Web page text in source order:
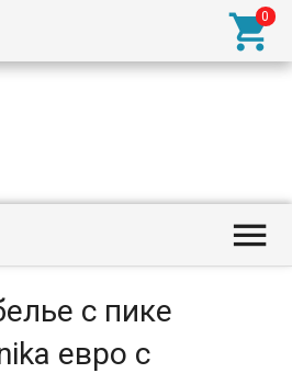


с пике
евро с